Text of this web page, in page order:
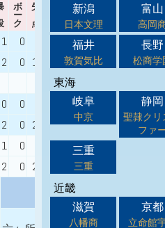
ボ
ー
ク
失
点
WHIP 出身校
1 0 0.97
八戸市立大館
2 0 14
1.50
0 0 2.00
青森県立野辺
2 0 20 20 1.76
1 0 1.91
十和田市立十
2 0 27 2.22
出身校
新潟
日本文理
富山
高岡
福井
敦賀気比
長野
松商学
東海
岐阜
中京
静岡
聖隷クリ
ファ
三重
三重
近畿
滋賀
八幡商
京都
立命館